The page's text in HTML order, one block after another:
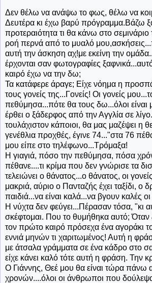
Δεν θέλω να ανάψω το φως, θέλω να
Δευτέρα κι έχω βαρύ πρόγραμμα.Βάζω
προτεραιότητα τι θα κάνω στο
ροή περνά από το μυαλό
αυτή την άσκηση αχ!με εκείνη την
έρχονται σαν φωτογραφίες
καιρό έχω να την δω;
Τα κατάφερε άραγε; Είχε νόημα η
τους γονείς της...Γονείς! Οι γονείς
πεθύμησα...πότε θα τους δω...όλοι είναι
έρθει ο ξάδερφος από την Αγγλία σε
τουλάχιστον κάποιοι, θα μας μαζέψει η
γενέθλια προχθές, έγινε 74..."στα 76
μου είπε στο τηλέφωνο...Τρόμαξα!
Η γιαγιά, πόσο την πεθύμησα, πόσα
πέθανε....τι κρίμα που δεν γνώρισε τα
τελειώνει ο θάνατος...ο θάνατος, οι
μακριά, αύριο ο Πανταζής έχει ταξίδι, ο
παιδιά...να είναι καλά...να βγουν καλές οι
Η νύχτα δεν φεύγει...Πέρασαν τόσα, "κι
σκέφτομαι. Που το θυμήθηκα αυτό; Όταν
τον πρώτο καιρό πρόσεχα ένα αγοράκι
εννιά μηνών τι χαριτωμένος! Αυτή η
με άτσαλα γράμματα σε ένα κάδρο στο
είχε κάνει καλό τότε αυτή η φράση. Την
Ο Γιάννης, Θεέ μου θα είναι τώρα πάνω
χρονών....όλοι οι άνθρωποι που δούλεψα